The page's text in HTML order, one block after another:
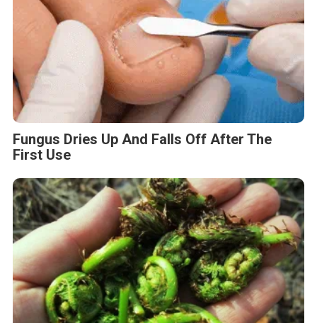
Fungus Dries Up And Falls Off After The
First Use